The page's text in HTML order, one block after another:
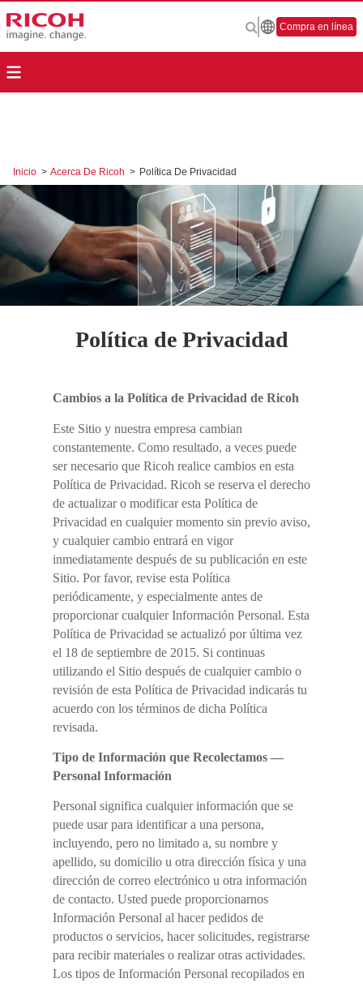
Compra en línea
Inicio > Acerca De Ricoh > Política De Privacidad
Política de Privacidad
Cambios a la Política de Privacidad de Ricoh
Este Sitio y nuestra empresa cambian
constantemente. Como resultado, a veces puede
ser necesario que Ricoh realice cambios en esta
Política de Privacidad. Ricoh se reserva el derecho
de actualizar o modificar esta Política de
Privacidad en cualquier momento sin previo aviso,
y cualquier cambio entrará en vigor
inmediatamente después de su publicación en este
Sitio. Por favor, revise esta Política
periódicamente, y especialmente antes de
proporcionar cualquier Información Personal. Esta
Política de Privacidad se actualizó por última vez
el 18 de septiembre de 2015. Si continuas
utilizando el Sitio después de cualquier cambio o
revisión de esta Política de Privacidad indicarás tu
acuerdo con los términos de dicha Política
revisada.
Tipo de Información que Recolectamos —
Personal Información
Personal significa cualquier información que se
puede usar para identificar a una persona,
incluyendo, pero no limitado a, su nombre y
apellido, su domicilio u otra dirección física y una
dirección de correo electrónico u otra información
de contacto. Usted puede proporcionarnos
Información Personal al hacer pedidos de
productos o servicios, hacer solicitudes, registrarse
para recibir materiales o realizar otras actividades.
Los tipos de Información Personal recopilados en